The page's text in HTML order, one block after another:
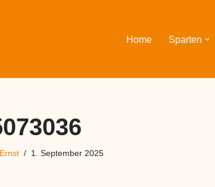
Home Sparten
1. September 2025